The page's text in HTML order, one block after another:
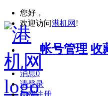
您好，
欢迎访问港机网 !
帐号管理 收
消息0
请登录
免费注册